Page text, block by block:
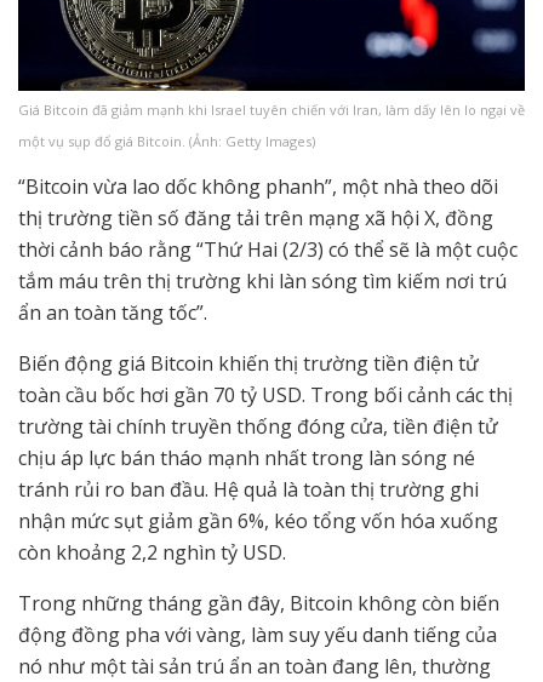
Giá Bitcoin đã giảm mạnh khi Israel tuyên chiến với Iran, làm dấy lên lo ngại về
một vụ sụp đổ giá Bitcoin. (Ảnh: Getty Images)
“Bitcoin vừa lao dốc không phanh”, một nhà theo dõi
thị trường tiền số đăng tải trên mạng xã hội X, đồng
thời cảnh báo rằng “Thứ Hai (2/3) có thể sẽ là một cuộc
tắm máu trên thị trường khi làn sóng tìm kiếm nơi trú
ẩn an toàn tăng tốc”.
Biến động giá Bitcoin khiến thị trường tiền điện tử
toàn cầu bốc hơi gần 70 tỷ USD. Trong bối cảnh các thị
trường tài chính truyền thống đóng cửa, tiền điện tử
chịu áp lực bán tháo mạnh nhất trong làn sóng né
tránh rủi ro ban đầu. Hệ quả là toàn thị trường ghi
nhận mức sụt giảm gần 6%, kéo tổng vốn hóa xuống
còn khoảng 2,2 nghìn tỷ USD.
Trong những tháng gần đây, Bitcoin không còn biến
động đồng pha với vàng, làm suy yếu danh tiếng của
nó như một tài sản trú ẩn an toàn đang lên, thường